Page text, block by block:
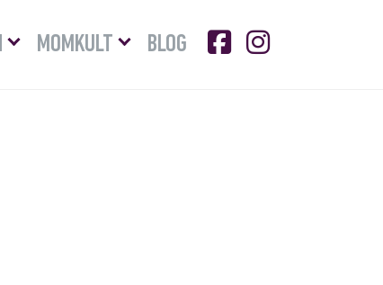
Menü
lenyitásaMOMKULT
Menü
lenyitása
BLOG